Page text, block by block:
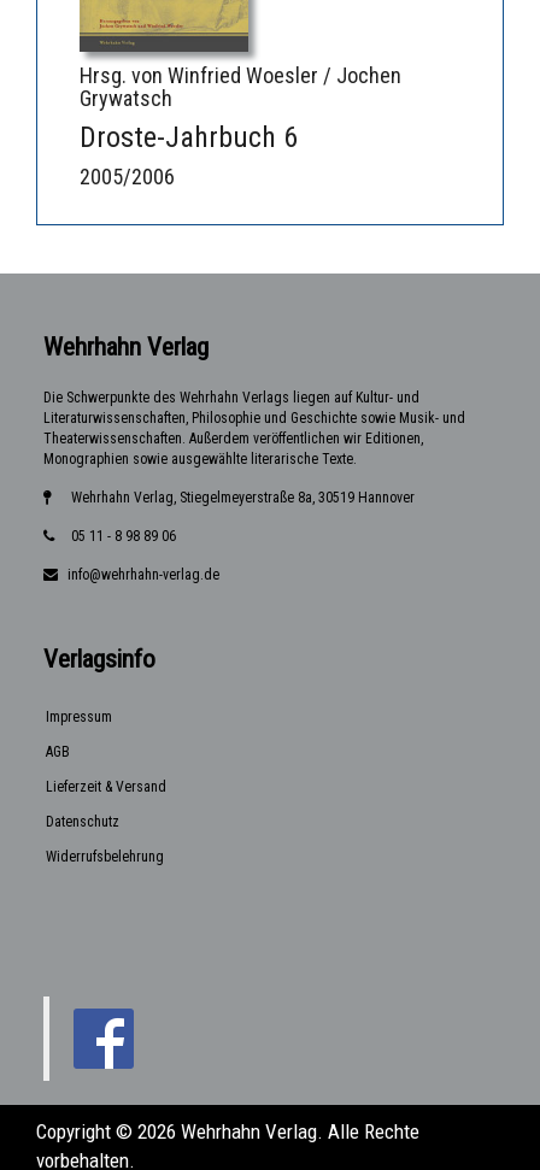
Hrsg. von Winfried Woesler / Jochen
Grywatsch
Droste-Jahrbuch 6
2005/2006
Wehrhahn Verlag
Die Schwerpunkte des Wehrhahn Verlags liegen auf Kultur- und
Literaturwissenschaften, Philosophie und Geschichte sowie Musik- und
Theaterwissenschaften. Außerdem veröffentlichen wir Editionen,
Monographien sowie ausgewählte literarische Texte.
Wehrhahn Verlag, Stiegelmeyerstraße 8a, 30519 Hannover
05 11 - 8 98 89 06
info@wehrhahn-verlag.de
Verlagsinfo
Impressum
AGB
Lieferzeit & Versand
Datenschutz
Widerrufsbelehrung
Copyright © 2026 Wehrhahn Verlag. Alle Rechte
vorbehalten.